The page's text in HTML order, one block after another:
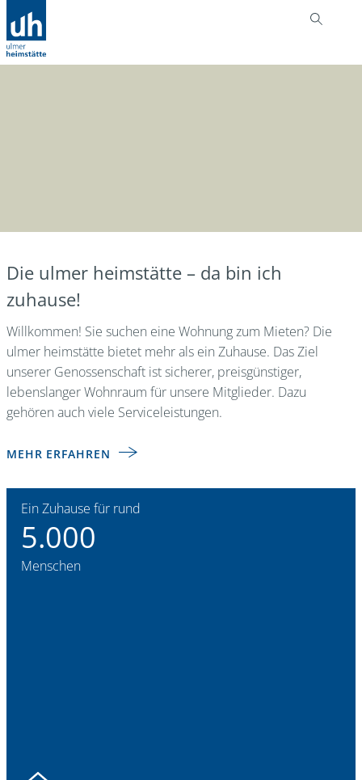
Die ulmer heimstätte – da bin ich
zuhause!
Willkommen! Sie suchen eine Wohnung zum Mieten? Die
ulmer heimstätte bietet mehr als ein Zuhause. Das Ziel
unserer Genossenschaft ist sicherer, preisgünstiger,
lebenslanger Wohnraum für unsere Mitglieder. Dazu
gehören auch viele Serviceleistungen.
MEHR ERFAHREN
Ein Zuhause für rund
5.000
Menschen